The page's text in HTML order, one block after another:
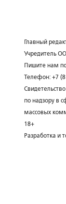
Главный
Учредитель
Пишите нам
Телефон: +7
по надзору в
массовых
18+
Разработка и